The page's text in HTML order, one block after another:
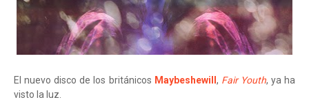
El nuevo disco de los británicos Maybeshewill , Fair Youth, ya ha
visto la luz.